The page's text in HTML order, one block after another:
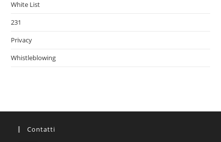
White List
231
Privacy
Whistleblowing
Contatti